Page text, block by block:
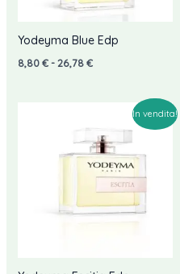
Yodeyma Blue Edp
8,80€ - 26,78€Fascia
26,78 €
In vendita!